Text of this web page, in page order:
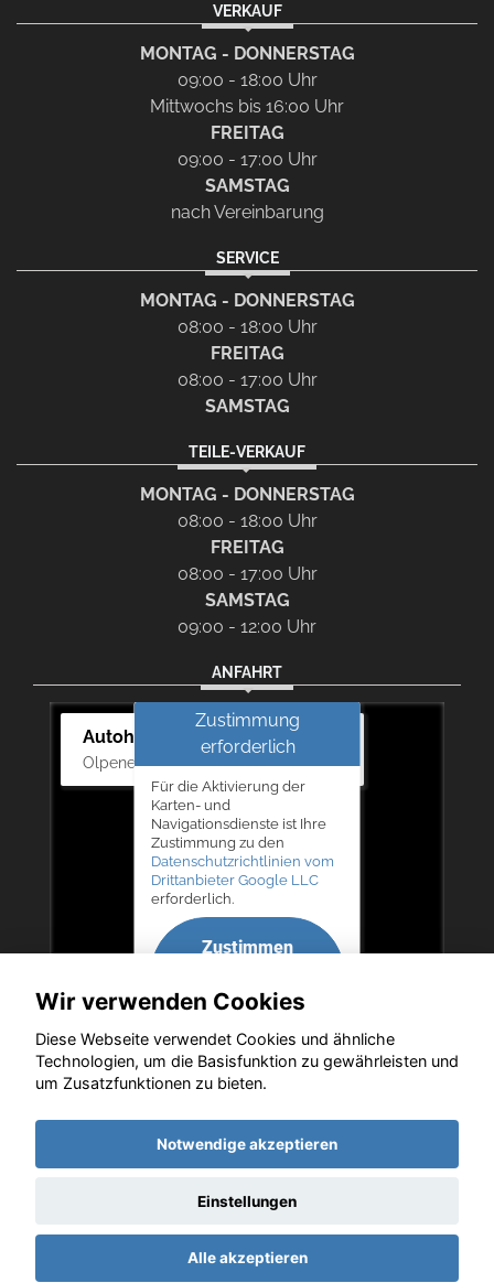
VERKAUF
MONTAG - DONNERSTAG
09:00 - 18:00 Uhr
Mittwochs bis 16:00 Uhr
FREITAG
09:00 - 17:00 Uhr
SAMSTAG
nach Vereinbarung
SERVICE
MONTAG - DONNERSTAG
08:00 - 18:00 Uhr
FREITAG
08:00 - 17:00 Uhr
SAMSTAG
TEILE-VERKAUF
MONTAG - DONNERSTAG
08:00 - 18:00 Uhr
FREITAG
08:00 - 17:00 Uhr
SAMSTAG
09:00 - 12:00 Uhr
ANFAHRT
Autohaus Bernd Lurz KG
Olpener Str. 31, 51766 Engelskirchen
Zustimmung
erforderlich
Für die Aktivierung der
Karten- und
Navigationsdienste ist Ihre
Zustimmung zu den
Datenschutzrichtlinien vom
Drittanbieter Google LLC
erforderlich.
Zustimmen
aktivieren
Copyright © 2026. Autohaus Bernd Lurz KG
Datenschutz Impressum AGB
Wir verwenden Cookies
Diese Webseite verwendet Cookies und ähnliche
Technologien, um die Basisfunktion zu gewährleisten und
um Zusatzfunktionen zu bieten.
Notwendige akzeptieren
Einstellungen
Alle akzeptieren